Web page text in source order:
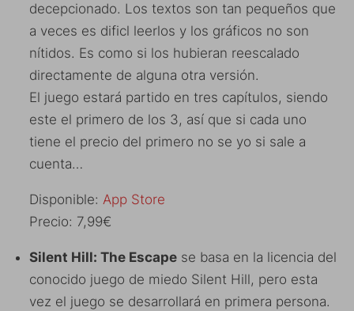
decepcionado. Los textos son tan pequeños que
a veces es dificl leerlos y los gráficos no son
nítidos. Es como si los hubieran reescalado
directamente de alguna otra versión.
El juego estará partido en tres capítulos, siendo
este el primero de los 3, así que si cada uno
tiene el precio del primero no se yo si sale a
cuenta…
Disponible: App Store
Precio: 7,99€
Silent Hill: The Escape se basa en la licencia del
conocido juego de miedo Silent Hill, pero esta
vez el juego se desarrollará en primera persona.